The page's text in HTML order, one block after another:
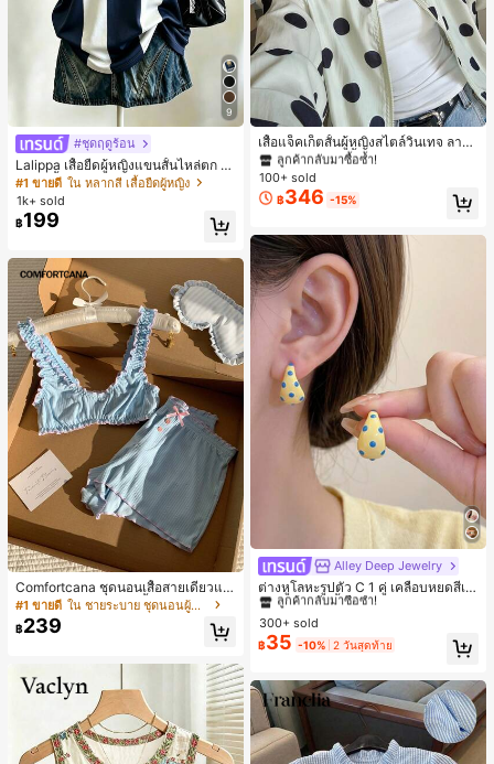
9
#ชุดฤดูร้อน
Lalippa เสื้อยืดผู้หญิงแขนสั้นไหล่ตก ค
อวีปกเสื้อ ลายพิมพ์ดิจิทัลลายทาง สไตล์
สปอร์ตแฟชั่นมินิมอล ของขวัญสำหรับเ
พื่อน
#1 ขายดี ใน หลากสี เสื้อยืดผู้หญิง
1k+ sold
฿199
Comfortcana ชุดนอนเสื้อสายเดี่ยวแต่
งระบายและกางเกงขาสั้นสำหรับผู้หญิง
#1 ขายดี ใน ชายระบาย ชุดนอนผู้หญิง
฿239
เสื้อแจ็คเก็ตสั้นผู้หญิงสไตล์วินเทจ ลายจุ
ดขนาดใหญ่ คอตั้ง เอวเข้ารูป แขนพอง
ทรงหลวม แฟชั่นอเนกประสงค์ สำหรับใ
ส่ประจำวันและไปเที่ยวพักผ่อน
#1 ขายดี ใน กระเป๋า เสื้อคลุมลำลอง
ลูกค้ากลับมาซื้อซ้ำ!
#1 ขายดี ใน กระเป๋า เสื้อคลุมลำลอง
ลูกค้ากลับมาซื้อซ้ำ!
#1 ขายดี ใน กระเป๋า เสื้อคลุมลำลอง
ลูกค้ากลับมาซื้อซ้ำ!
#1 ขายดี ใน กระเป๋า เสื้อคลุมลำลอง
ลูกค้ากลับมาซื้อซ้ำ!
100+ sold
฿346 -15%
Alley Deep Jewelry
ต่างหูโลหะรูปตัว C 1 คู่ เคลือบหยดสีเห
ลือง ลายจุดสีน้ำเงิน สไตล์ยุโรปและอเม
ริกัน แฟชั่นส่วนตัว หวานและสง่างาม
สำหรับผู้หญิงและเด็กหญิง สำหรับการเ
ดินทาง งานแต่งงาน ปาร์ตี้ วันเกิด ของ
#1 ขายดี ใน โบโฮ ต่างหูผู้หญิง
ลูกค้ากลับมาซื้อซ้ำ!
เกือบหมดแล้ว!
#1 ขายดี ใน โบโฮ ต่างหูผู้หญิง
ลูกค้ากลับมาซื้อซ้ำ!
เกือบหมดแล้ว!
#1 ขายดี ใน โบโฮ ต่างหูผู้หญิง
ลูกค้ากลับมาซื้อซ้ำ!
เกือบหมดแล้ว!
#1 ขายดี ใน โบโฮ ต่างหูผู้หญิง
เกือบหมดแล้ว!
300+ sold
฿35 -10% 2 วันสุดท้าย